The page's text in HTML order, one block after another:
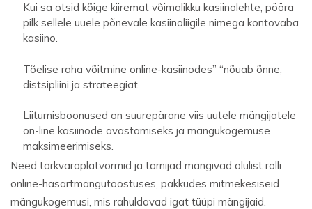
Kui sa otsid kõige kiiremat võimalikku kasiinolehte, pööra
pilk sellele uuele põnevale kasiinoliigile nimega kontovaba
kasiino.
Tõelise raha võitmine online-kasiinodes” “nõuab õnne,
distsipliini ja strateegiat.
Liitumisboonused on suurepärane viis uutele mängijatele
on-line kasiinode avastamiseks ja mängukogemuse
maksimeerimiseks.
Need tarkvaraplatvormid ja tarnijad mängivad olulist rolli
online-hasartmängutööstuses, pakkudes mitmekesiseid
mängukogemusi, mis rahuldavad igat tüüpi mängijaid.